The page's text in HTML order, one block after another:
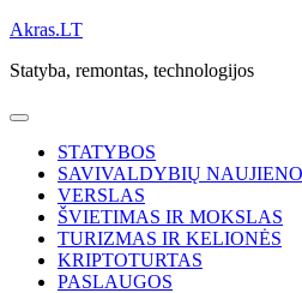
Skip
content
Akras.LT
Statyba, remontas, technologijos
STATYBOS
SAVIVALDYBIŲ
VERSLAS
ŠVIETIMAS IR MOKSLAS
TURIZMAS IR KELIONĖS
KRIPTOTURTAS
PASLAUGOS